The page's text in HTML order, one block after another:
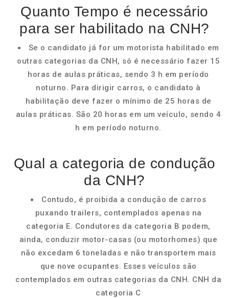
Quanto Tempo é necessário
para ser habilitado na CNH?
Se o candidato já for um motorista habilitado em
outras categorias da CNH, só é necessário fazer 15
horas de aulas práticas, sendo 3 h em período
noturno. Para dirigir carros, o candidato à
habilitação deve fazer o mínimo de 25 horas de
aulas práticas. São 20 horas em um veículo, sendo 4
h em período noturno.
Qual a categoria de condução
da CNH?
Contudo, é proibida a condução de carros
puxando trailers, contemplados apenas na
categoria E. Condutores da categoria B podem,
ainda, conduzir motor-casas (ou motorhomes) que
não excedam 6 toneladas e não transportem mais
que nove ocupantes. Esses veículos são
contemplados em outras categorias da CNH. CNH da
categoria C